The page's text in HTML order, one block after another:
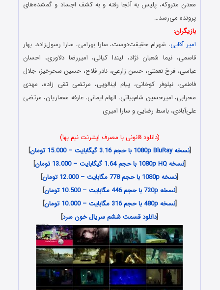
معدن متروکه، پلیس به آنجا رفته و به کشف اجساد و گمشده‌هاى
پرونده می‌رسد…
بازیگران:
امیر آقایی، شهرام حقیقت‌دوست، سارا بهرامی، سارا رسول‌زاده، بهار
قاسمی، نیما شعبان نژاد، لیندا کیانی، امیررضا دلاوری، احسان
عباسی، فرخ نعمتی، حسن زارعی، نادر فلاح، حسین سحر‌خیز، جلال
فاطمی، نیلوفر کوخانی، پیام اینالویی، مرتضی تقی زاده، مهدی
محرابی، امیرحسین شام‌بیاتی، الهام ایمانی، عارفه معماریان، مرتضی
علی‌آبادی، باسط رضایی و سارا امیری
(دانلود قانونی با مصرف اینترنت نیم بها)
[نسخه 1080p BluRay با حجم 3.16 گیگابایت – 15.000 تومان
]
[نسخه 1080p HQ با حجم 1.64 گیگابایت – 13.000 تومان
]
[نسخه 1080p با حجم 778 مگابایت – 12.000 تومان
]
[نسخه 720p با حجم 446 مگابایت – 10.500 تومان
]
[نسخه 480p با حجم 316 مگابایت – 10.000 تومان
]
[دانلود قسمت ششم سریال خون سرد]